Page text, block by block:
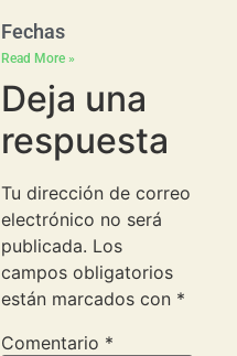
Fechas
Read More »
Deja una
respuesta
Tu dirección de correo
electrónico no será
publicada. Los
campos obligatorios
están marcados con *
Comentario *